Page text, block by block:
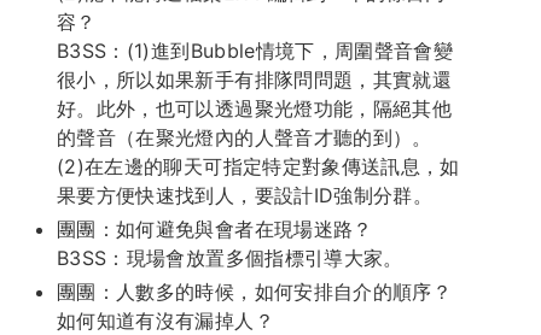
容？
B3SS：(1)進到Bubble情境下，周圍聲音會變
很小，所以如果新手有排隊問問題，其實就還
好。此外，也可以透過聚光燈功能，隔絕其他
的聲音（在聚光燈內的人聲音才聽的到）。
(2)在左邊的聊天可指定特定對象傳送訊息，如
果要方便快速找到人，要設計ID強制分群。
團團：如何避免與會者在現場迷路？
B3SS：現場會放置多個指標引導大家。
團團：人數多的時候，如何安排自介的順序？
如何知道有沒有漏掉人？